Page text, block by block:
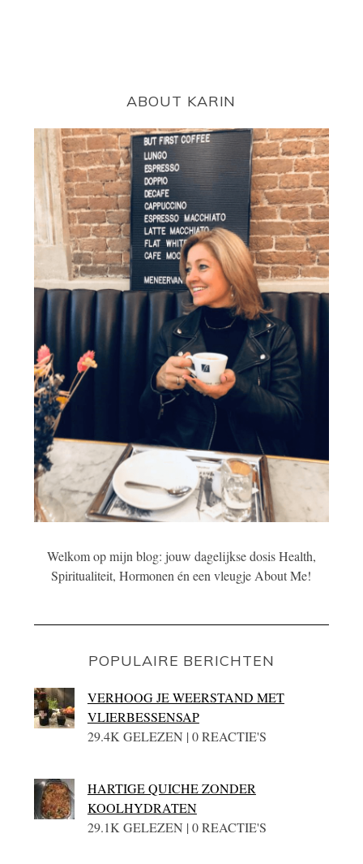
ABOUT KARIN
Welkom op mijn blog: jouw dagelijkse dosis Health,
Spiritualiteit, Hormonen én een vleugje About Me!
POPULAIRE BERICHTEN
VERHOOG JE WEERSTAND MET
VLIERBESSENSAP
29.4K GELEZEN | 0 REACTIE'S
HARTIGE QUICHE ZONDER
KOOLHYDRATEN
29.1K GELEZEN | 0 REACTIE'S